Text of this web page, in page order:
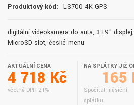
Produktový kód:
LS700 4K GPS
digitální videokamera do auta, 3.19"
MicroSD slot, české menu
AKTUÁLNÍ CENA
4 718 Kč
včetně DPH 21%
NA SPLÁTKY JIŽ
165
Spočítat měsíční
splátku